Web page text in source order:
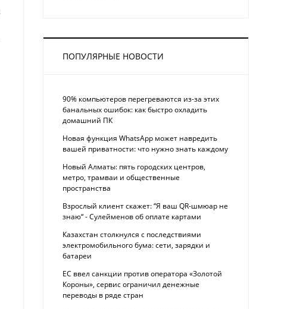
ПОПУЛЯРНЫЕ НОВОСТИ
90% компьютеров перегреваются из-за этих
банальных ошибок: как быстро охладить
домашний ПК
Новая функция WhatsApp может навредить
вашей приватности: что нужно знать каждому
Новый Алматы: пять городских центров,
метро, трамваи и общественные
пространства
Взрослый клиент скажет: “Я ваш QR-шмюар не
знаю“ - Сулейменов об оплате картами
Казахстан столкнулся с последствиями
электромобильного бума: сети, зарядки и
батареи
ЕС ввел санкции против оператора «Золотой
Короны», сервис ограничил денежные
переводы в ряде стран